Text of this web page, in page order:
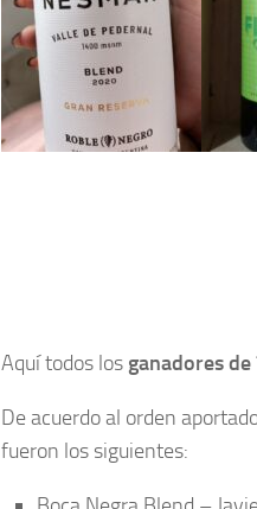
Aquí todos los ganadores de
De acuerdo al orden
fueron los siguientes: